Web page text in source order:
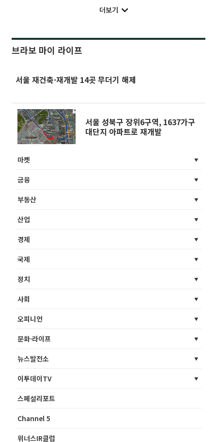
더보기
브라보 마이 라이프
서울 재건축·재개발 14곳 무더기 해제
서울 성북구 장위6구역, 1637가구
대단지 아파트로 재개발
마켓
금융
부동산
산업
경제
국제
정치
사회
오피니언
문화·라이프
뉴스발전소
이투데이TV
스페셜리포트
Channel 5
위너스IR클럽